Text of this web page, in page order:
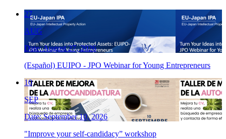
27
AUG
Date: August 27, 2026
(Español) EUIPO - JPO Webinar for Young Entrepreneurs
10
SEP
Date: September 10, 2026
"Improve your self-candidacy” workshop